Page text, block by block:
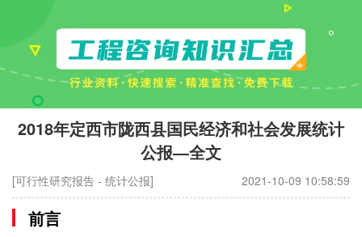
2018年定西市陇西县国民经济和社会发展统计
公报—全文
[可行性研究报告 - 统计公报] 2021-10-09 10:58:59
前言